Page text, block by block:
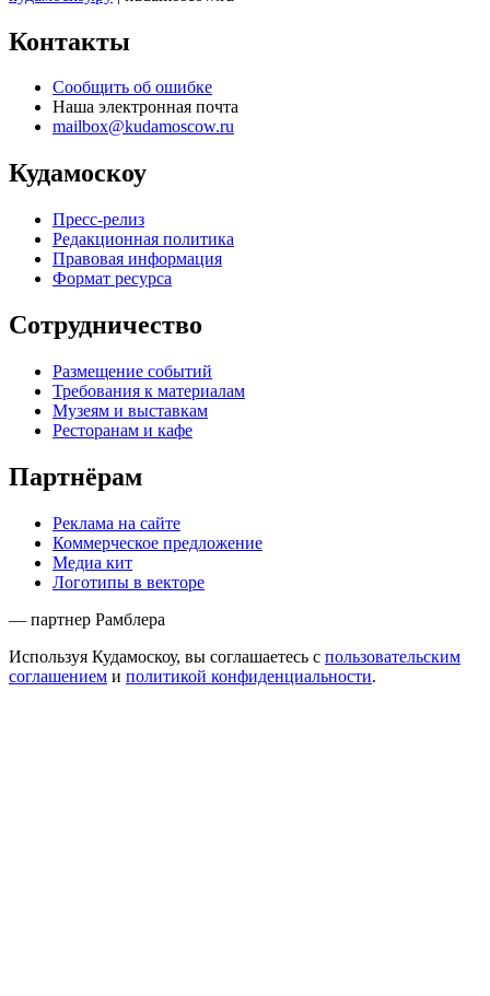
Контакты
Сообщить об ошибке
Наша электронная почта
mailbox@kudamoscow.ru
Кудамоскоу
Пресс-релиз
Редакционная политика
Правовая информация
Формат ресурса
Сотрудничество
Размещение событий
Требования к материалам
Музеям и выставкам
Ресторанам и кафе
Партнёрам
Реклама на сайте
Коммерческое предложение
Медиа кит
Логотипы в векторе
— партнер Рамблера
Используя Кудамоскоу, вы соглашаетесь с пользовательским
соглашением и политикой конфиденциальности.